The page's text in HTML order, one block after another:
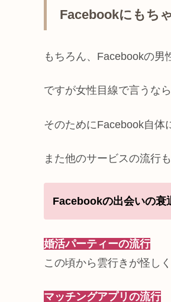
Facebookにもち
もちろん、Facebookの男
ですが女性目線で言うな
そのためにFacebook自体
また他のサービスの流行
Facebookの出会いの衰
婚活パーティーの流行
この頃から雲行きが怪し
マッチングアプリの流行